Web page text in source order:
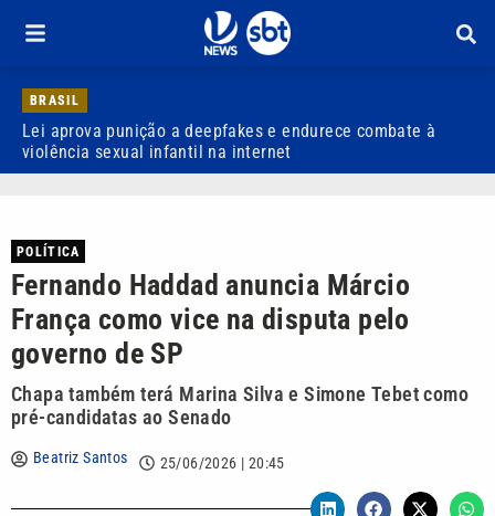
BRASIL
Lei aprova punição a deepfakes e endurece combate à
violência sexual infantil na internet
POLÍTICA
Fernando Haddad anuncia Márcio
França como vice na disputa pelo
governo de SP
Chapa também terá Marina Silva e Simone Tebet como
pré-candidatas ao Senado
Beatriz Santos 25/06/2026 | 20:45